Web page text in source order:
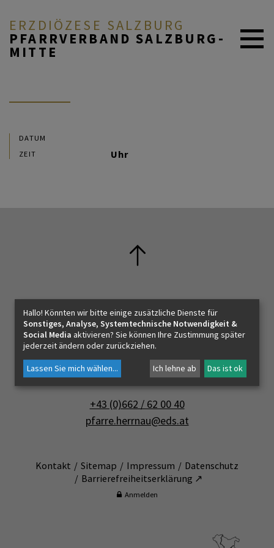
ERZDIÖZESE SALZBURG
PFARRVERBAND SALZBURG-
MITTE
ÜBER UNS
ICH MÖCHTE
INNEHALTEN
KONTAKT
DATUM
ZEIT
Uhr
Pfarramt Salzburg-Herrnau
5020 Salzburg
+43 (0)662 / 62 00 40
pfarre.herrnau@eds.at
Kontakt Sitemap Impressum
Datenschutz
Barrierefreiheitserklärung ↗
Anmelden
Hallo! Könnten wir bitte einige zusätzliche Dienste für
Sonstiges, Analyse, Systemtechnische Notwendigkeit &
Social Media aktivieren? Sie können Ihre Zustimmung später
jederzeit ändern oder zurückziehen.
Lassen Sie mich wählen... Ich lehne ab Das ist ok